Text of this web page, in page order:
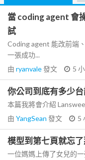
當 coding agent 會
試
Coding agent 能改前端
一張成功...
由 ryanvale發文 5
你公司到底有多少
本篇我將會介紹
由 YangSean 發文 5
模型到第七頁就忘
一位媽媽上傳了女兒的